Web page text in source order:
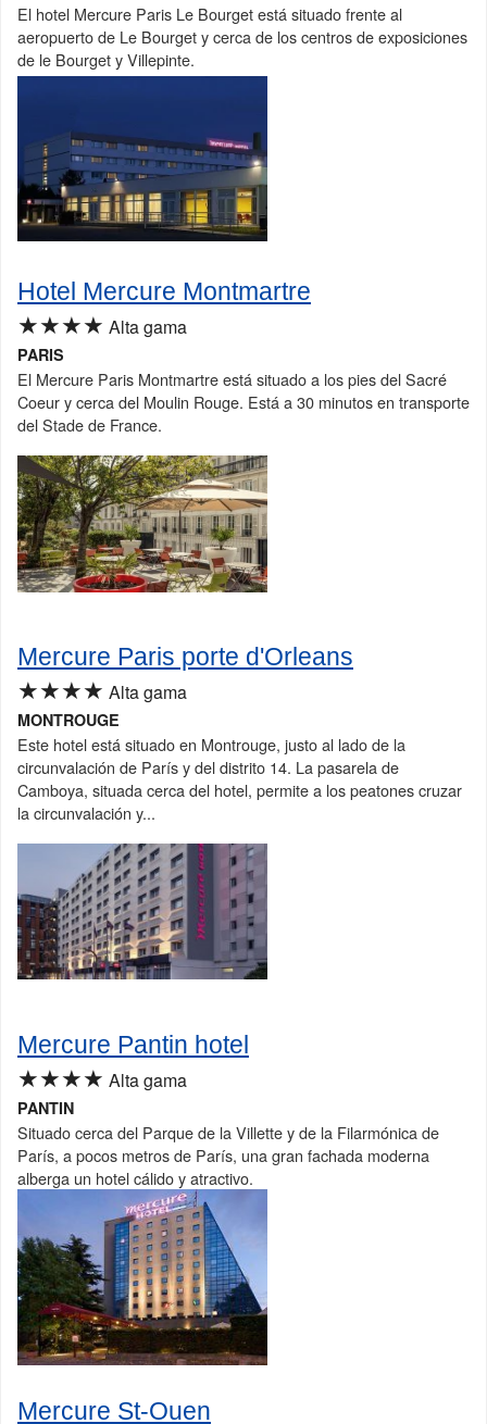
El hotel Mercure Paris Le Bourget está situado frente al
aeropuerto de Le Bourget y cerca de los centros de exposiciones
de le Bourget y Villepinte.
Hotel Mercure Montmartre
★★★★ Alta gama
PARIS
El Mercure Paris Montmartre está situado a los pies del Sacré
Coeur y cerca del Moulin Rouge. Está a 30 minutos en transporte
del Stade de France.
Mercure Paris porte d'Orleans
★★★★ Alta gama
MONTROUGE
Este hotel está situado en Montrouge, justo al lado de la
circunvalación de París y del distrito 14. La pasarela de
Camboya, situada cerca del hotel, permite a los peatones cruzar
la circunvalación y...
Mercure Pantin hotel
★★★★ Alta gama
PANTIN
Situado cerca del Parque de la Villette y de la Filarmónica de
París, a pocos metros de París, una gran fachada moderna
alberga un hotel cálido y atractivo.
Mercure St-Ouen